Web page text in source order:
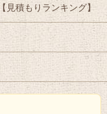
積もりランキング】